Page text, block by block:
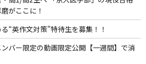
がここに！
“英作文対策”特待生を募集！！
バー限定の動画限定公開【一週間】で消